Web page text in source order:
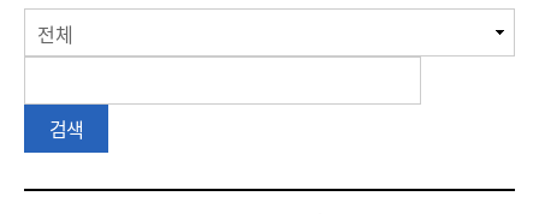
게
시
검
전체
검색